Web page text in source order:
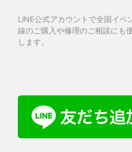
LINE公式アカウントで全国イベ
線のご購入や修理のご相談にも
します。